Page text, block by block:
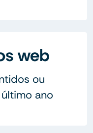
web
ou
ano